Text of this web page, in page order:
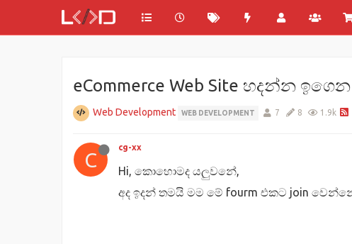
eCommerce Web Site හදන්න
Web Development WEB DEVELOPMENT 7 8 1.9k
C
cg-xx
Hi, කොහොමද යලුවනේ,
අද ඉදන් තමයි මම මේ fourm එකට join